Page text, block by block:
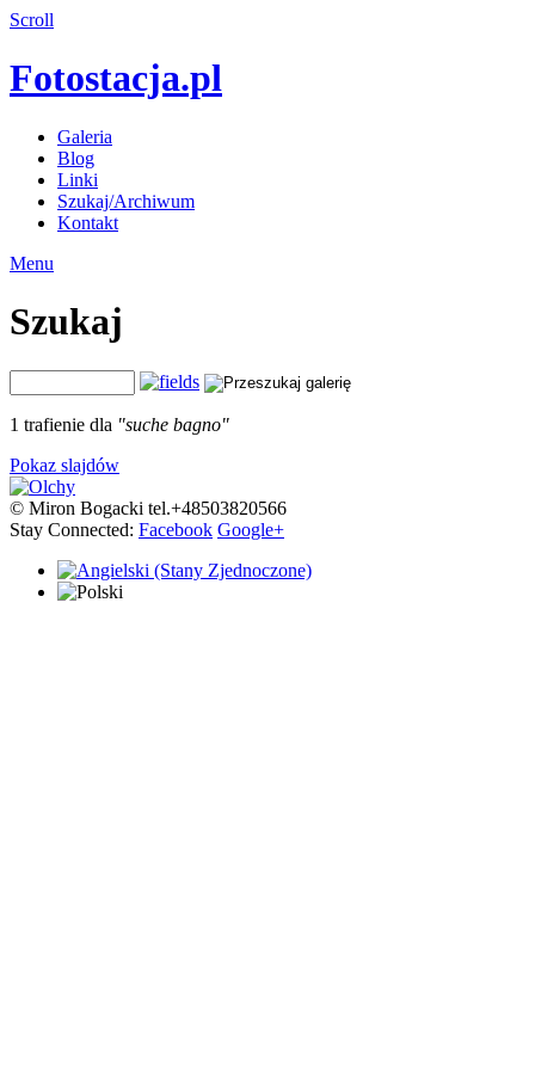
Scroll
Fotostacja.pl
Galeria
Blog
Linki
Szukaj/Archiwum
Kontakt
Menu
Szukaj
1 trafienie dla "suche bagno"
Pokaz slajdów
© Miron Bogacki tel.+48503820566
Stay Connected: Facebook Google+